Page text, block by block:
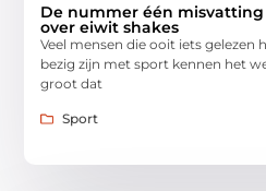
De nummer één
over eiwit shakes
Veel mensen die ooit iets gelezen
bezig zijn met sport kennen het
groot dat
Sport